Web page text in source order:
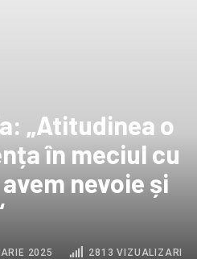
„Atitudinea o
în meciul cu
nevoie și
2025 2813 VIZUALIZARI